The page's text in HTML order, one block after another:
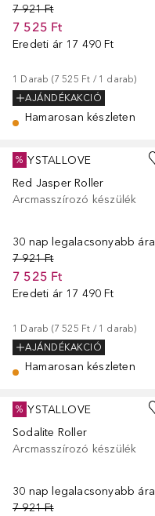
7 921 Ft
7 525 Ft
Eredeti ár 17 490 Ft
1 Darab (7 525 Ft / 1 darab)
AJÁNDÉKAKCIÓ
Hamarosan készleten
CRYSTALLOVE
Red Jasper Roller
Arcmasszírozó készülék
30 nap legalacsonyabb ára
7 921 Ft
7 525 Ft
Eredeti ár 17 490 Ft
1 Darab (7 525 Ft / 1 darab)
AJÁNDÉKAKCIÓ
Hamarosan készleten
%
CRYSTALLOVE
Sodalite Roller
Arcmasszírozó készülék
30 nap legalacsonyabb ára
7 921 Ft
%